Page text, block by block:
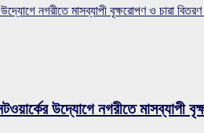
নগরীতে মাসব্যাপী বৃক্ষরোপণ ও চারা
উদ্যোগে নগরীতে মাসব্যাপী